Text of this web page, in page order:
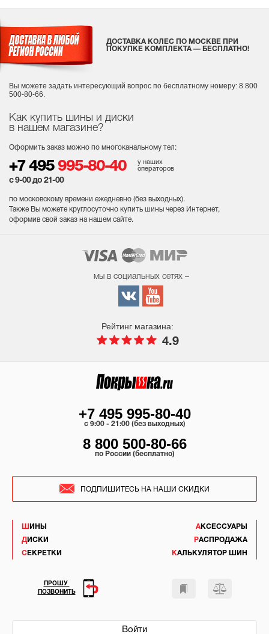
Как купить шины и диски
в нашем магазине?
Оформить заказ можно по многоканальному тел:
+7 495 995-80-40
у наших
операторов
с 9-00 до 21-00
по московскому времени ежедневно (без выходных).
Также Вы можете круглосуточно купить шины через Интернет,
оформив свой заказ на нашем сайте.
ДОСТАВКА КОЛЕС ПО МОСКВЕ ПРИ
ПОКУПКЕ КОМПЛЕКТА — БЕСПЛАТНО!
Вы можете задать интересующий вопрос по бесплатному номеру: 8 800
500-80-66.
мы в социальных сетях –
Рейтинг магазина:
4.9
ШИНЫ
ДИСКИ
СЕКРЕТКИ
АКСЕССУАРЫ
РАСПРОДАЖА
КАЛЬКУЛЯТОР ШИН
Войти
+7 495 995-80-40
c 9:00 - 21:00 (без выходных)
8 800 500-80-66
по России (бесплатно)
ПОДПИШИТЕСЬ НА НАШИ СКИДКИ
ПРОШУ
ПОЗВОНИТЬ